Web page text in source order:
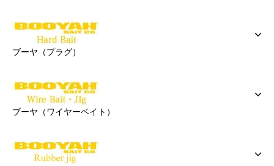
ブーヤ（プラグ）
ブーヤ（ワイヤーベイト）